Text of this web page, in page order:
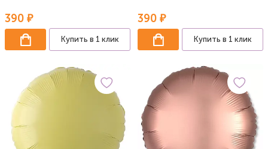
390 ₽
Купить в 1 клик
390 ₽
Купить в 1 клик